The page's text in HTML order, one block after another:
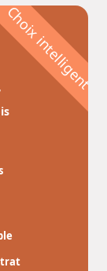
Choix intelligent